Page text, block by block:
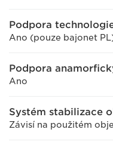
Podpora
Ano (pouze bajonet
Podpora
Ano
Systém stabilizace
Závisí na použitém